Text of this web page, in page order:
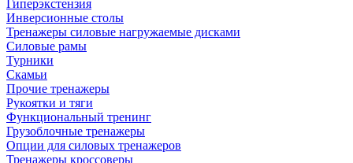
Гиперэкстензия
Инверсионные столы
Тренажеры силовые нагружаемые дисками
Силовые рамы
Турники
Скамьи
Прочие тренажеры
Рукоятки и тяги
Функциональный тренинг
Грузоблочные тренажеры
Опции для силовых тренажеров
Тренажеры кроссоверы